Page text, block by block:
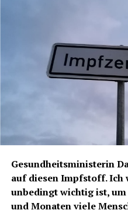
Gesund­heits­mi­nis­te­rin
auf die­sen Impf­stoff. Ich
unbe­dingt wich­tig ist,
und Mona­ten vie­le